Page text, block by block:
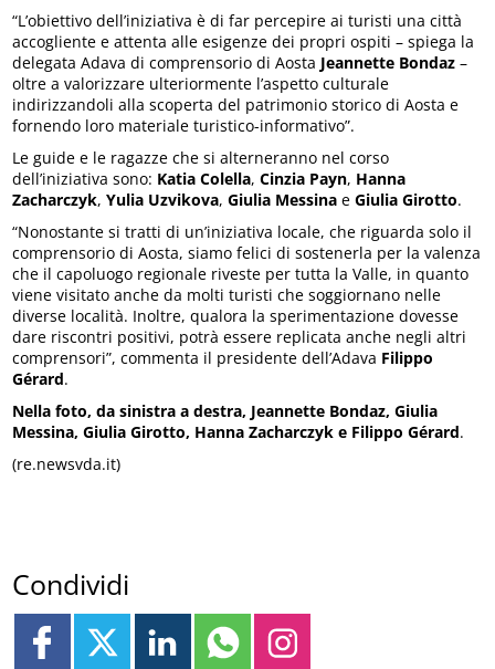
“L’obiettivo dell’iniziativa è di far percepire ai turisti una città
accogliente e attenta alle esigenze dei propri ospiti – spiega la
delegata Adava di comprensorio di Aosta Jeannette Bondaz–
oltre a valorizzare ulteriormente l’aspetto culturale
indirizzandoli alla scoperta del patrimonio storico di Aosta e
fornendo loro materiale turistico-informativo”.
Le guide e le ragazze che si alterneranno nel corso
dell’iniziativa sono: Katia Colella,Cinzia Payn, Hanna
Zacharczyk,Yulia Uzvikova,Giulia Messina e Giulia Girotto.
“Nonostante si tratti di un’iniziativa locale, che riguarda solo il
comprensorio di Aosta, siamo felici di sostenerla per la valenza
che il capoluogo regionale riveste per tutta la Valle, in quanto
viene visitato anche da molti turisti che soggiornano nelle
diverse località. Inoltre, qualora la sperimentazione dovesse
dare riscontri positivi, potrà essere replicata anche negli altri
comprensori”, commenta il presidente dell’Adava Filippo
Gérard.
Nella foto, da sinistra a destra, Jeannette Bondaz, Giulia
Messina, Giulia Girotto, Hanna Zacharczyk e Filippo Gérard.
(re.newsvda.it)
Condividi